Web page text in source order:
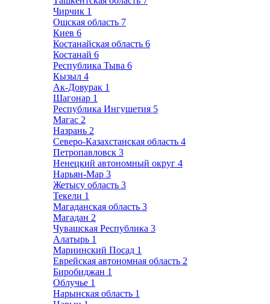
Чирчик 1
Ошская область 7
Киев 6
Костанайская область 6
Костанай 6
Республика Тыва 6
Кызыл 4
Ак-Довурак 1
Шагонар 1
Республика Ингушетия 5
Магас 2
Назрань 2
Северо-Казахстанская область 4
Петропавловск 3
Ненецкий автономный округ 4
Нарьян-Мар 3
Жетысу область 3
Текели 1
Магаданская область 3
Магадан 2
Чувашская Республика 3
Алатырь 1
Мариинский Посад 1
Еврейская автономная область 2
Биробиджан 1
Облучье 1
Нарынская область 1